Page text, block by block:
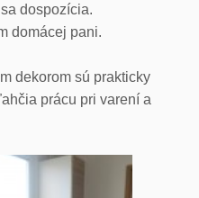
dospozícia.
domácej pani.
dekorom sú prakticky
prácu pri varení a